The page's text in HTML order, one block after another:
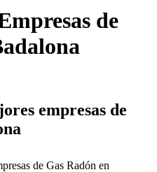
de
empresas de
de Gas Radón en